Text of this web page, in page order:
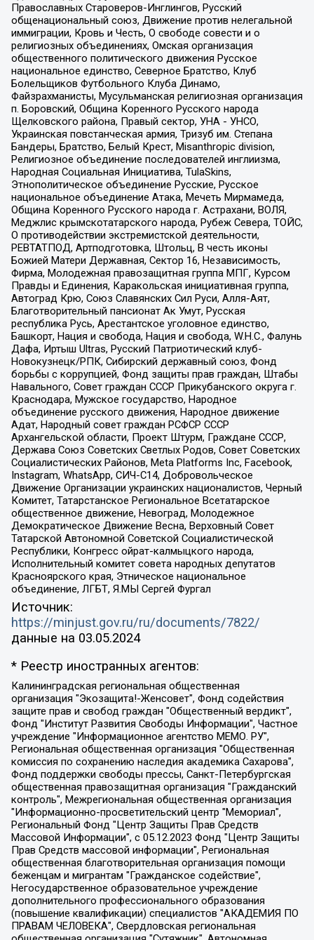
Православных Староверов-Инглингов, Русский
общенациональный союз, Движение против нелегальной
иммиграции, Кровь и Честь, О свободе совести и о
религиозных объединениях, Омская организация
общественного политического движения Русское
национальное единство, Северное Братство, Клуб
Болельщиков Футбольного Клуба Динамо,
Файзрахманисты, Мусульманская религиозная организация
п. Боровский, Община Коренного Русского народа
Щелковского района, Правый сектор, УНА - УНСО,
Украинская повстанческая армия, Тризуб им. Степана
Бандеры, Братство, Белый Крест, Misanthropic division,
Религиозное объединение последователей инглиизма,
Народная Социальная Инициатива, TulaSkins,
Этнополитическое объединение Русские, Русское
национальное объединение Атака, Мечеть Мирмамеда,
Община Коренного Русского народа г. Астрахани, ВОЛЯ,
Меджлис крымскотатарского народа, Рубеж Севера, ТОЙС,
О противодействии экстремистской деятельности,
РЕВТАТПОД, Артподготовка, Штольц, В честь иконы
Божией Матери Державная, Сектор 16, Независимость,
Фирма, Молодежная правозащитная группа МПГ, Курсом
Правды и Единения, Каракольская инициативная группа,
Автоград Крю, Союз Славянских Сил Руси, Алля-Аят,
Благотворительный пансионат Ак Умут, Русская
республика Русь, Арестантское уголовное единство,
Башкорт, Нация и свобода, Нация и свобода, W.H.С., Фалунь
Дафа, Иртыш Ultras, Русский Патриотический клуб-
Новокузнецк/РПК, Сибирский державный союз, Фонд
борьбы с коррупцией, Фонд защиты прав граждан, Штабы
Навального, Совет граждан СССР Прикубанского округа г.
Краснодара, Мужское государство, Народное
объединение русского движения, Народное движение
Адат, Народный совет граждан РСФСР СССР
Архангельской области, Проект Штурм, Граждане СССР,
Держава Союз Советских Светлых Родов, Совет Советских
Социалистических Районов, Meta Platforms Inc, Facebook,
Instagram, WhatsApp, СИЧ-С14, Добровольческое
Движение Организации украинских националистов, Черный
Комитет, Татарстанское Региональное Всетатарское
общественное движение, Невоград, Молодежное
Демократическое Движение Весна, Верховный Совет
Татарской Автономной Советской Социалистической
Республики, Конгресс ойрат-калмыцкого народа,
Исполнительный комитет совета народных депутатов
Красноярского края, Этническое национальное
объединение, ЛГБТ, Я.МЫ Сергей Фургал
Источник:
https://minjust.gov.ru/ru/documents/7822/
данные на 03.05.2024
* Реестр иностранных агентов:
Калининградская региональная общественная организация "Экозащита!-Женсовет", Фонд содействия защите прав и свобод граждан "Общественный вердикт", Фонд "Институт Развития Свободы Информации", Частное учреждение "Информационное агентство МЕМО. РУ", Региональная общественная организация "Общественная комиссия по сохранению наследия академика Сахарова", Фонд поддержки свободы прессы, Санкт-Петербургская общественная правозащитная организация "Гражданский контроль", Межрегиональная общественная организация "Информационно-просветительский центр "Мемориал", Региональный Фонд "Центр Защиты Прав Средств Массовой Информации", с 05.12.2023 Фонд "Центр Защиты Прав Средств массовой информации", Региональная общественная благотворительная организация помощи беженцам и мигрантам "Гражданское содействие", Негосударственное образовательное учреждение дополнительного профессионального образования (повышение квалификации) специалистов "АКАДЕМИЯ ПО ПРАВАМ ЧЕЛОВЕКА", Свердловская региональная общественная организация "Сутяжник", Автономная некоммерческая организация "Центр независимых социологических исследований", Союз общественных объединений "Российский исследовательский центр по правам человека", Региональное общественное учреждение научно-информационный центр "МЕМОРИАЛ", Некоммерческая организация "Фонд защиты гласности", Автономная некоммерческая организация "Институт прав человека", Городская общественная организация "Екатеринбургское общество "МЕМОРИАЛ", Городская общественная организация "Рязанское историко-просветительское и правозащитное общество "Мемориал" (Рязанский Мемориал), Челябинский региональный орган общественной самодеятельности – женское общественное объединение "Женщины Евразии", Челябинский региональный орган общественной самодеятельности "Уральская правозащитная группа", Фонд содействия защите здоровья и социальной справедливости имени Андрея Рылькова, Автономная Некоммерческая Организация "Аналитический Центр Юрия Левады", Автономная некоммерческая организация социальной поддержки населения "Проект Апрель", Региональная общественная организация помощи женщинам и детям, находящимся в кризисной ситуации "Информационно-методический центр "Анна", Фонд содействия развитию массовых коммуникаций и правовому просвещению "Так-так-Так", Фонд содействия устойчивому развитию "Серебряная тайга", Свердловский региональный общественный фонд социальных проектов "Новое время", "Idel.Реалии", Кавказ.Реалии, Крым.Реалии, Телеканал Настоящее Время, Татаро-башкирская служба Радио Свобода (Azatliq Radiosi), Радио Свободная Европа/Радио Свобода (PCE/PC), "Сибирь.Реалии", "Фактограф", Благотворительный фонд помощи осужденным и их семьям, Автономная некоммерческая организация "Институт глобализации и социальных движений", Фонд "В защиту прав заключенных", Частное учреждение "Центр поддержки и содействия развитию средств массовой информации", Пензенский региональный общественный благотворительный фонд "Гражданский союз", "Север.Реалии", Некоммерческая организация Фонд "Правовая инициатива", Общество с ограниченной ответственностью "Радио Свободная Европа/Радио Свобода", Чешское информационное агентство "MEDIUM-ORIENT", Красноярская региональная общественная организация "Мы против СПИДа", Камалягин Денис Николаевич, Маркелов Сергей Евгеньевич, Пономарев Лев Александрович, Савицкая Людмила Алексеевна, Автономная некоммерческая организация "Центр по работе с проблемой насилия "НАСИЛИЮ.НЕТ", Межрегиональный профессиональный союз работников здравоохранения "Альянс врачей", Юридическое лицо, зарегистрированное в Латвийской Республике, SIA "Medusa Project" (регистрационный номер 40103797863, дата регистрации 10.06.2014), Некоммерческая организация "Фонд по борьбе с коррупцией", Автономная некоммерческая организация "Институт права и публичной политики", Баданин Роман Сергеевич, Гликин Максим Александрович, Железнова Мария Михайловна, Лукьянова Юлия Сергеевна, Маетная Елизавета Витальевна, Маняхин Петр Борисович, Чуракова Ольга Владимировна, Ярош Юлия Петровна, Юридическое лицо "The Insider SIA", зарегистрированное в Риге, Латвийская Республика (дата регистрации 26.06.2015), являющееся администратором доменного имени интернет-издания "The Insider SIA", https://theins.ru, Постернак Алексей Евгеньевич, Рубин Михаил Аркадьевич, Анин Роман Александрович, Юридическое лицо Istories fonds, зарегистрированное в Латвийской Республике (регистрационный номер 50008295751, дата регистрации 24.02.2020), Великовский Дмитрий Александрович, Долинина Ирина Николаевна, Мароховская Алеся Алексеевна, Шлейнов Роман Юрьевич, Шмагун Олеся Валентиновна, Общество с ограниченной ответственностью "Альтаир 2021", Общество с ограниченной ответственностью "Вега 2021", Общество с ограниченной ответственностью "Главный редактор 2021", Общество с ограниченной ответственностью "Ромашки монолит", Важенков Артем Валерьевич, Ивановская областная общественная организация "Центр гендерных исследований", Гурман Юрий Альбертович, Медиапроект "ОВД-Инфо", Егоров Владимир Владимирович, Жилинский Владимир Александрович, Общество с ограниченной ответственностью "ЗП", Иванова София Юрьевна, Карезина Инна Павловна, Кильтау Екатерина Викторовна, Петров Алексей Викторович, Пискунов Сергей Евгеньевич, Смирнов Сергей Сергеевич, Тихонов Михаил Сергеевич, Общество с ограниченной ответственностью "ЖУРНАЛИСТ-ИНОСТРАННЫЙ АГЕНТ", Арапова Галина Юрьевна, Вольтская Татьяна Анатольевна, Американская компания "Mason G.E.S. Anonymous Foundation" (США), являющаяся владельцем интернет-издания https://mnews.world/, Компания "Stichting Bellingcat", зарегистрированная в Нидерландах (дата регистрации 11.07.2018), Захаров Андрей Вячеславович, Клепиковская Екатерина Дмитриевна, Общество с ограниченной ответственностью "МЕМО", Перл Роман Александрович, Симонов Евгений Алексеевич, Соловьева Елена Анатольевна, Сотников Даниил Владимирович, Сурначева Елизавета Дмитриевна, Автономная некоммерческая организация по защите прав человека и информированию населения "Якутия – Наше Мнение", Общество с ограниченной ответственностью "Москоу диджитал медиа", с 26.01.2023 Общество с ограниченной ответственностью "Чайка Белые сады", Ветошкина Валерия Валерьевна, Заговора Максим Александрович, Межрегиональное общественное движение "Российская ЛГБТ - сеть", Оленичев Максим Владимирович, Павлов Иван Юрьевич, Скворцова Елена Сергеевна, Общество с ограниченной ответственностью "Как бы инагент", Кочетков Игорь Викторович, Общество с ограниченной ответственностью "Честные выборы", Еланчик Олег Александрович, Общество с ограниченной ответственностью "Нобелевский призыв", Гималова Регина Эмилевна, Григорьев Андрей Валерьевич, Григорьева Алина Александровна, Ассоциация по содействию защите прав призывников, альтернативнослужащих и военнослужащих "Правозащитная группа "Гражданин.Армия.Право", Хисамова Регина Фаритовна, Автономная некоммерческая организация по реализации социально-правовых программ "Лилит", Дальневосточное общественное движение "Маяк", Санкт-Петербургская ЛГБТ-инициативная группа "Выход", Инициативная группа ЛГБТ+ "Реверс", Алексеев Андрей Викторович, Бекбулатова Таисия Львовна, Беляев Иван Михайлович, Владыкина Елена Сергеевна, Гельман Марат Александрович, Никульшина Вероника Юрьевна, Толоконникова Надежда Андреевна, Шендерович Виктор Анатольевич, Общество с ограниченной ответственностью "Данное сообщение", Общество с ограниченной ответственностью Издательский дом "Новая глава", Айнбиндер Александра Александровна, Московский комьюнити-центр для ЛГБТ+инициатив, Благотворительный фонд развития филантропии, Deutsche Welle (Германия, Kurt-Schumacher-Strasse 3, 53113 Bonn), Борзунова Мария Михайловна, Воробьев Виктор Викторович, Голубева Анна Львовна, Константинова Алла Михайловна, Малкова Ирина Владимировна, Мурадов Мурад Абдулгалимович, Осетинская Елизавета Николаевна, Понасенков Евгений Николаевич, Ганапольский Матвей Юрьевич, Киселев Евгений Алексеевич, Борухович Ирина Григорьевна, Дремин Иван Тимофеевич, Дубровский Дмитрий Викторович, Красноярская региональная общественная организация поддержки и развития альтернативных образовательных технологий и межкультурных коммуникаций "ИНТЕРРА", Маяковская Екатерина Алексеевна, Фейгин Марк Захарович, Филимонов Андрей Викторович, Дзугкоева Регина Николаевна, Доброхотов Роман Александрович, Дудь Юрий Александрович, Елкин Сергей Владимирович, Кругликов Кирилл Игоревич, Сабунаева Мария Леонидовна, Семенов Алексей Владимирович, Шаинян Карен Багратович, Шульман Екатерина Михайловна, Асафьев Артур Валерьевич, Вахштайн Виктор Семенович, Венедиктов Алексей Алексеевич, Лушникова Екатерина Евгеньевна, Волков Леонид Михайлович, Невзоров Александр Глебович, Пархоменко Сергей Борисович, Сироткин Ярослав Николаевич, Кара-Мурза Владимир Владимирович, Баранова Наталья Владимировна, Гозман Леонид Яковлевич, Кагарлицкий Борис Юльевич, Климарев Михаил Валерьевич, Милов Владимир Станиславович, Автономная некоммерческая организация Краснодарский центр современного искусства "Типография", Моргенштерн Алишер Тагирович, Соболь Любовь Эдуардовна, Общество с ограниченной ответственностью "ЛИЗА НОРМ", Каспаров Гарри Кимович, Ходорковский Михаил Борисович, Общество с ограниченной ответственностью "Апрельские тезисы", Данилович Ирина Брониславовна, Кашин Олег Владимирович, Петров Николай Владимирович, Пивоваров Алексей Владимирович, Соколов Михаил Владимирович, Цветкова Юлия Владимировна, Чичваркин Евгений Александрович, Комитет против пыток/Команда против пыток, Общество с ограниченной ответственностью "Первый научный", Общество с ограниченной ответственностью "Вертолет и ко", Белоцерковская Вероника Борисовна, Кац Максим Евгеньевич, Лазарева Татьяна Юрьевна, Шаведдинов Руслан Табризович, Яшин Илья Валерьевич, Общество с ограниченной ответственностью "Иноагент ААВ", Алешковский Дмитрий Петрович, Альбац Евгения Марковна, Быков Дмитрий Львович, Галямина Юлия Евгеньевна, Лойко Сергей Леонидович, Мартынов Кирилл Константинович, Медведев Сергей Александрович, Крашенинников Федор Геннадиевич, Гордеева Катерина Вл